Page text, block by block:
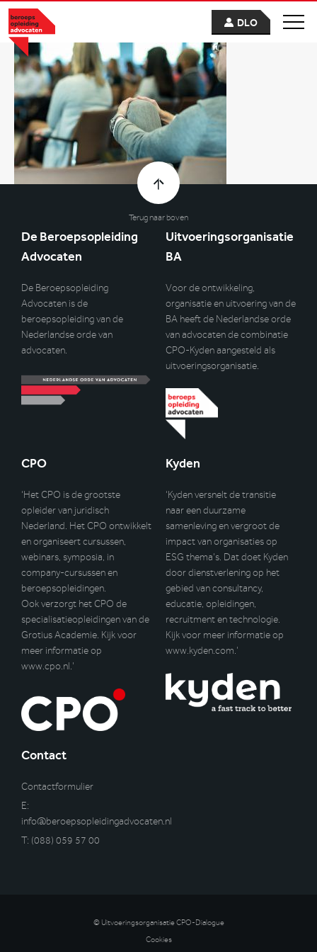
DLO
Terug naar boven
De Beroepsopleiding
Advocaten
De Beroepsopleiding
Advocaten is de
beroepsopleiding van de
Nederlandse orde van
advocaten.
Uitvoeringsorganisatie
BA
Voor de ontwikkeling,
organisatie en uitvoering van de
BA heeft de Nederlandse orde
van advocaten de combinatie
CPO-Kyden aangesteld als
uitvoeringsorganisatie.
CPO
‘Het CPO is de grootste
opleider van juridisch
Nederland. Het CPO ontwikkelt
en organiseert cursussen,
webinars, symposia, in
company-cursussen en
beroepsopleidingen.
Ook verzorgt het CPO de
specialisatieopleidingen van de
Grotius Academie. Kijk voor
meer informatie op
www.cpo.nl.’
Kyden
‘Kyden versnelt de transitie
naar een duurzame
samenleving en vergroot de
impact van organisaties op
ESG thema’s. Dat doet Kyden
door dienstverlening op het
gebied van consultancy,
educatie, opleidingen,
recruitment en technologie.
Kijk voor meer informatie op
www.kyden.com.’
Contact
Contactformulier
E:
info@beroepsopleidingadvocaten.nl
T: (088) 059 57 00
© Uitvoeringsorganisatie CPO-Dialogue
Cookies